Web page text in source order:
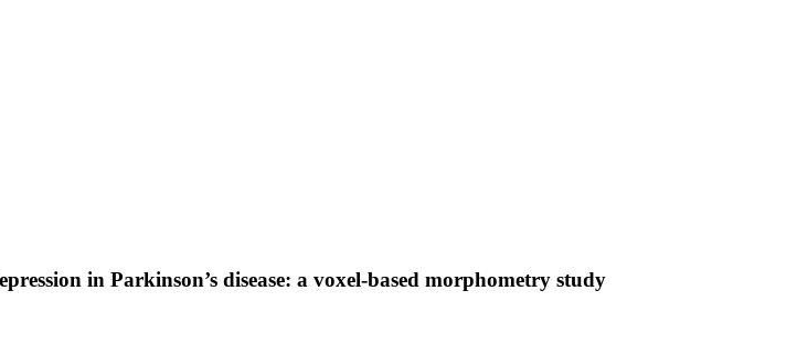
in Parkinson’s disease: a voxel-based morphometry study